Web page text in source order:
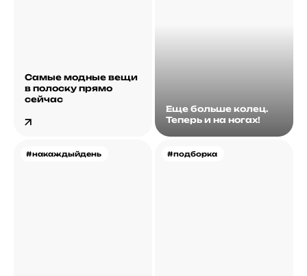
Самые модные вещи
в полоску прямо
сейчас
Еще больше колец.
Теперь и на ногах!
#накаждыйдень #подборка